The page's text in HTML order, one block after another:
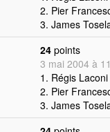
2. Pier
3. James
24 points
3 mai 2004 à
1. Régis
2. Pier
3. James